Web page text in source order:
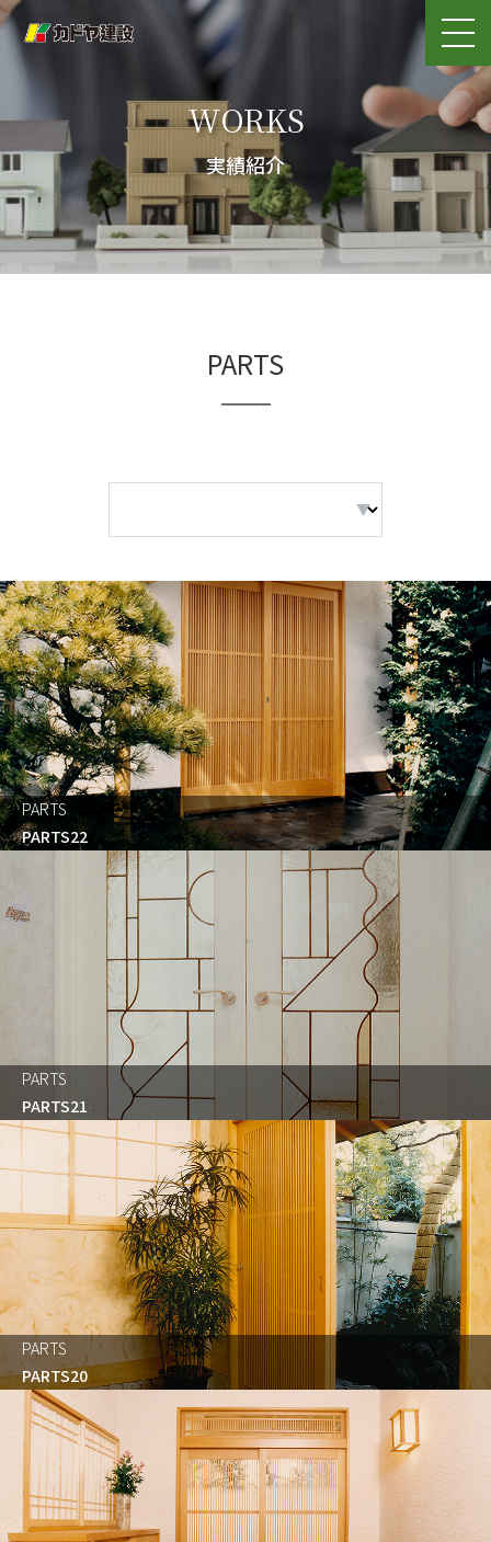
WORKS
実績紹介
PARTS
PARTS
PARTS22
PARTS
PARTS21
PARTS
PARTS20